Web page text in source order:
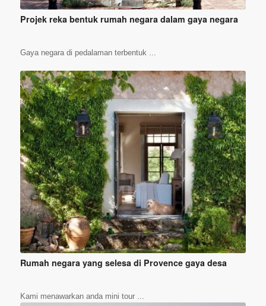
Projek reka bentuk rumah negara dalam gaya negara
Gaya negara di pedalaman terbentuk ...
Rumah negara yang selesa di Provence gaya desa
Kami menawarkan anda mini tour ...